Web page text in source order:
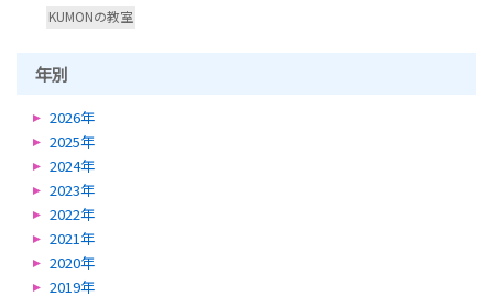
KUMONの教室
年別
2026年
2025年
2024年
2023年
2022年
2021年
2020年
2019年